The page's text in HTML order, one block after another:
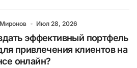
Июл 28, 2026
эффективный портфель
привлечения клиентов на
онлайн?